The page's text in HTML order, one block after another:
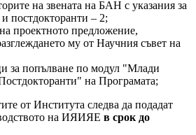
на звената на БАН с указания за
постдокторанти – 2;
проектното предложение,
му от Научния съвет на
за попълване по модул "Млади
на Програмата;
от Института следва да подадат
на ИЯИЯЕ в срок до